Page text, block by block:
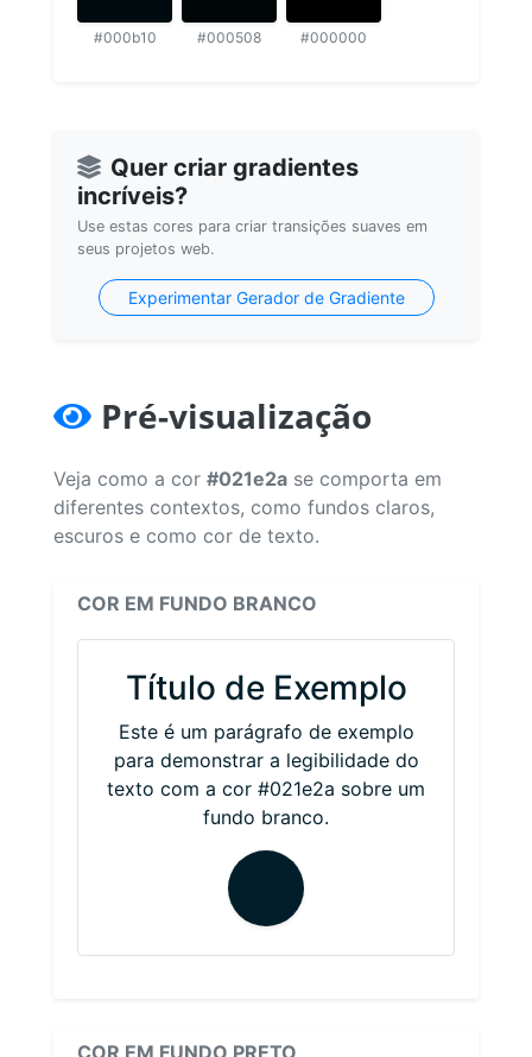
#000b10 #000508 #000000
Quer criar gradientes
incríveis?
Use estas cores para criar transições suaves em
seus projetos web.
Experimentar Gerador de Gradiente
Pré-visualização
Veja como a cor #021e2a se comporta em
diferentes contextos, como fundos claros,
escuros e como cor de texto.
COR EM FUNDO BRANCO
Título de Exemplo
Este é um parágrafo de exemplo
para demonstrar a legibilidade do
texto com a cor #021e2a sobre um
fundo branco.
COR EM FUNDO PRETO